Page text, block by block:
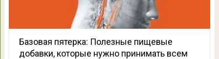
Базовая пятерка: Полезные пищевые
добавки, которые нужно принимать всем